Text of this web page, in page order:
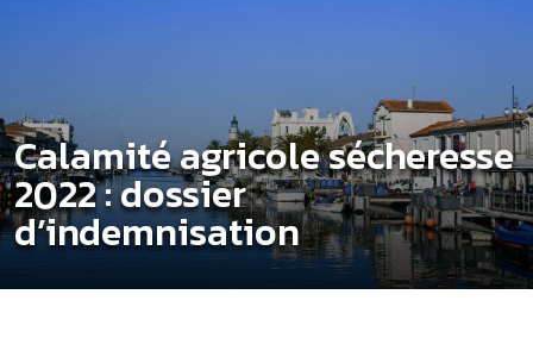
Calamité agricole sécheresse
2022 : dossier
d’indemnisation